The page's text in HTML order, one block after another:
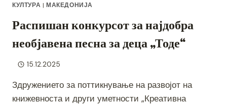
КУЛТУРА | МАКЕДОНИЈА
Распишан конкурсот за најдобра
необјавена песна за деца „Тоде“
15.12.2025
Здружението за поттикнување на развојот на
книжевноста и други уметности „Креативна